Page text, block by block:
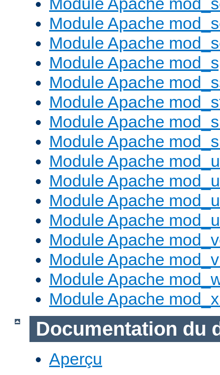
Module Apache
Module Apache
Module Apache
Module Apache
Module Apache
Module Apache
Module Apache
Module Apache
Module Apache
Module Apache
Module Apache
Module Apache
Module Apache
Module Apache
Module Apache
Documentation du
Aperçu